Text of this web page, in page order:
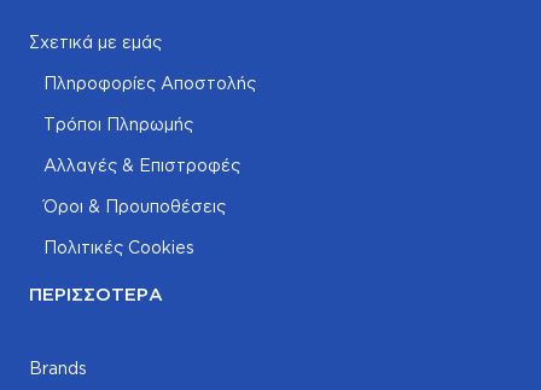
Σχετικά με εμάς
Πληροφορίες Αποστολής
Τρόποι Πληρωμής
Αλλαγές & Επιστροφές
Όροι & Προυποθέσεις
Πολιτικές Cookies
ΠΕΡΙΣΣΌΤΕΡΑ
Brands